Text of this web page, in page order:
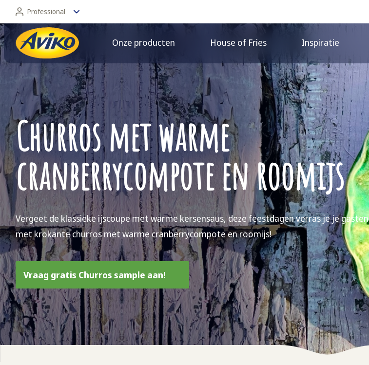
Professional
Professional
Consument
Onze producten House of Fries Inspiratie
Churros met warme
cranberrycompote en roomijs
Vergeet de klassieke ijscoupe met warme kersensaus, deze feestdagen verras je je gasten
met krokante churros met warme cranberrycompote en roomijs!
Vraag gratis Churros sample aan!